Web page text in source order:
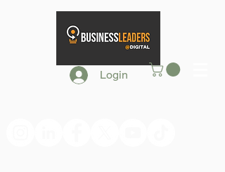
Login